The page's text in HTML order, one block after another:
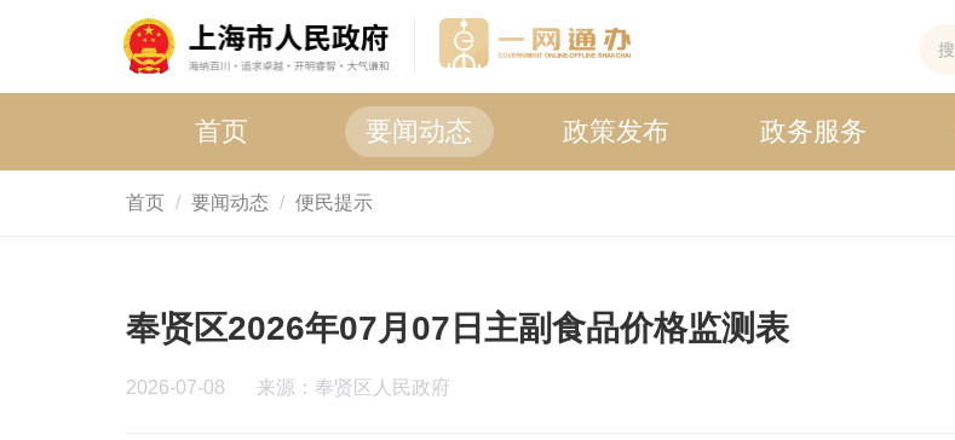
首页 要闻动态 政策发布 政务服务
首页 要闻动态 便民提示
奉贤区2026年07月07日主副食品价格监测表
2026-07-08 来源：奉贤区人民政府